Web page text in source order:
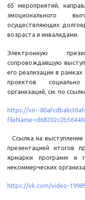
65 мероприятий,
эмоционального
осуществляющих
возраста и инвалидами.
Электронную
сопровождавшую
его реализации в
проектов социально
организаций, см. по
https://xn--
Ссылка на
презентацией итогов
ярмарки программ и
некоммерческих
https://vk.com/video-